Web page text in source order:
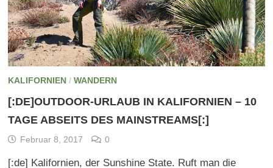
KALIFORNIEN/ WANDERN
[:DE]OUTDOOR-URLAUB IN KALIFORNIEN – 10
TAGE ABSEITS DES MAINSTREAMS[:]
Februar 8, 2017 0
[:de] Kalifornien, der Sunshine State. Ruft man die